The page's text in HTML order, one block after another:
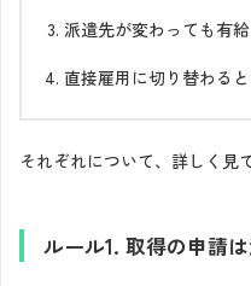
派遣先が変わっても有
直接雇用に切り替わる
それぞれについて、詳しく見
ルール1. 取得の申請